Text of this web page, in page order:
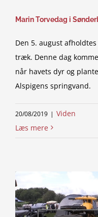
Marin Torvedag i
Den 5. august
træk. Denne dag
når havets dyr og
Alspigens springvand.
20/08/2019 | Viden
Læs mere